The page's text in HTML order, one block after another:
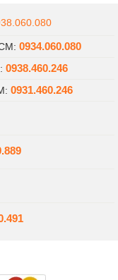
0934.060.080
0938.460.246
0931.460.246